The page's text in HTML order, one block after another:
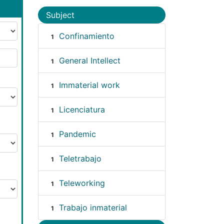
Subject
1 Confinamiento
1 General Intellect
1 Immaterial work
1 Licenciatura
1 Pandemic
1 Teletrabajo
1 Teleworking
1 Trabajo inmaterial